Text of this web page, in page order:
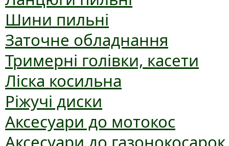
Шини пильні
Заточне обладнання
Тримерні голівки, касети
Ліска косильна
Ріжучі диски
Аксесуари до мотокос